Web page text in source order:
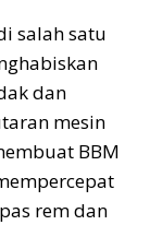
salah satu
dan
mesin
BBM
rem dan